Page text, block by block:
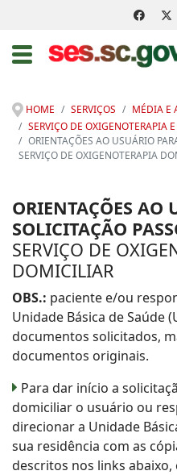
HOME SERVIÇOS
MÉDIA E
SERVIÇO DE OXIGENOTERAPIA
ORIENTAÇÕES AO USUÁRIO
SERVIÇO DE OXIGENOTERAPIA
ORIENTAÇÕES AO
SOLICITAÇÃO
SERVIÇO DE
DOMICILIAR
OBS.: paciente e/ou
Unidade Básica de Saúde
documentos solicitados,
documentos originais.
Para dar início a
domiciliar o usuário ou
direcionar a Unidade
sua residência com as
descritos nos links